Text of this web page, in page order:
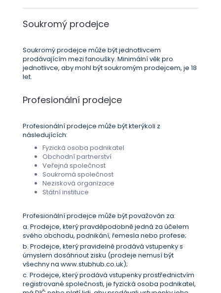
Soukromý prodejce
Soukromý prodejce může být jednotlivcem
prodávajícím mezi fanoušky. Minimální věk pro
jednotlivce, aby mohl být soukromým prodejcem, je 18
let.
Profesionální prodejce
Profesionální prodejce může být kterýkoli z
následujících:
Fyzická osoba podnikatel
Obchodní partnerství
Veřejná společnost
Soukromá společnost
Nezisková organizace
Státní instituce
Profesionální prodejce může být považován za:
a. Prodejce, který pravděpodobně jedná za účelem
svého obchodu, podnikání, řemesla nebo profese;
b. Prodejce, který pravidelně prodává vstupenky s
úmyslem dosáhnout zisku (prodeje nemusí být
všechny na www.stubhub.co.uk);
c. Prodejce, který prodává vstupenky prostřednictvím
registrované společnosti, je fyzická osoba podnikatel,